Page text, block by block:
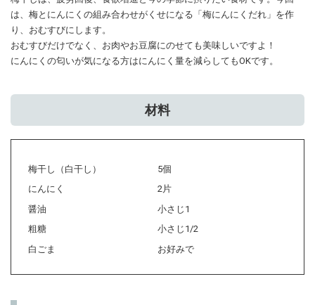
は、梅とにんにくの組み合わせがくせになる「梅にんにくだれ」を作
り、おむすびにします。
おむすびだけでなく、お肉やお豆腐にのせても美味しいですよ！
にんにくの匂いが気になる方はにんにく量を減らしてもOKです。
材料
梅干し（白干し）
5個
にんにく
2片
醤油
小さじ1
粗糖
小さじ1/2
白ごま
お好みで